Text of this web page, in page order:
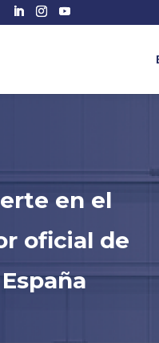
en el
oficial de